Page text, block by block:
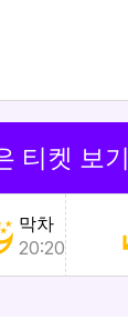
티켓 보기
막차
20:20